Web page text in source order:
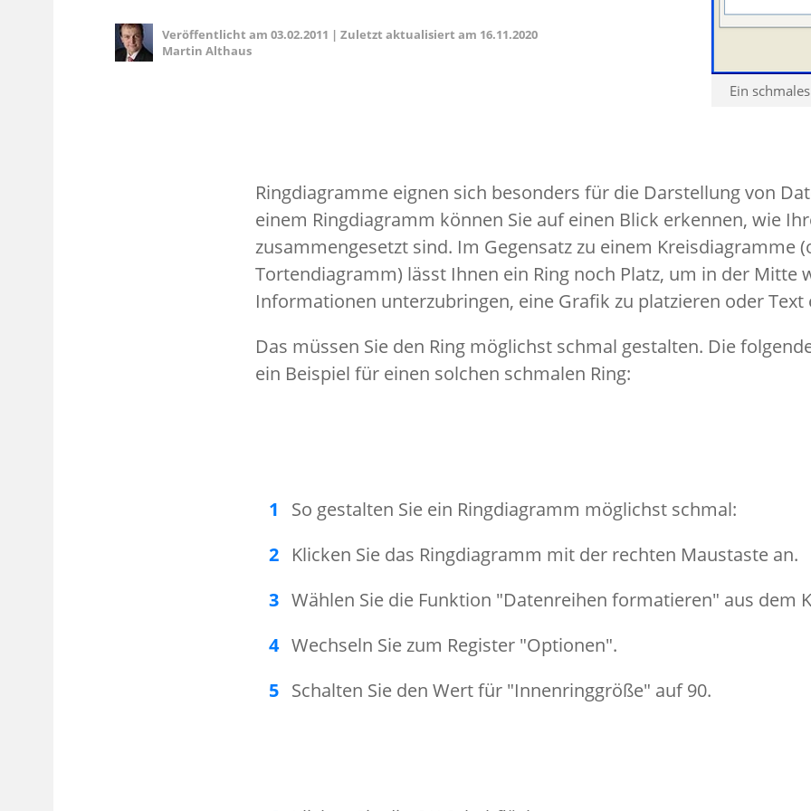
Ein
Veröffentlicht am 03.02.2011 | Zuletzt aktualisiert am 16.11.2020
Martin Althaus
Ringdiagramme eignen sich besonders für die Darstellung von
einem Ringdiagramm können Sie auf einen Blick erkennen, wie
zusammengesetzt sind. Im Gegensatz zu einem Kreisdiagramme
Tortendiagramm) lässt Ihnen ein Ring noch Platz, um in der Mitte
Informationen unterzubringen, eine Grafik zu platzieren oder Text
Das müssen Sie den Ring möglichst schmal gestalten. Die
ein Beispiel für einen solchen schmalen Ring:
So gestalten Sie ein Ringdiagramm möglichst schmal:
Klicken Sie das Ringdiagramm mit der rechten Maustaste an.
Wählen Sie die Funktion "Datenreihen formatieren" aus dem
Wechseln Sie zum Register "Optionen".
Schalten Sie den Wert für "Innenringgröße" auf 90.